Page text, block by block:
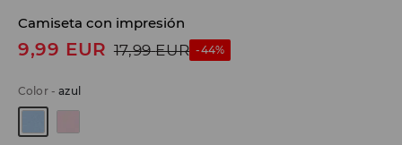
Camiseta con impresión
9,99 EUR 17,99 EUR -44%
Color-azul